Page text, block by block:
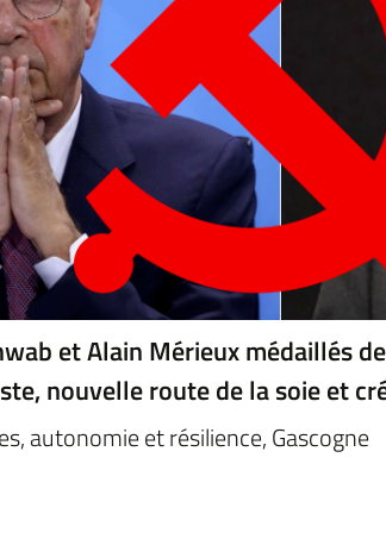
et Alain Mérieux médaillés
nouvelle route de la soie et
autonomie et résilience, Gascogne